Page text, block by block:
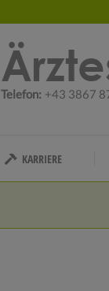
Telefon: +43 3867
KARRIERE
KARRIERE